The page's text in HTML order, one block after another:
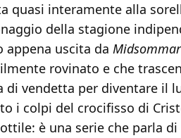
quasi interamente alla
della stagione
appena uscita da Midsommar
rovinato e che
di vendetta per diventare il
i colpi del crocifisso di
è una serie che parla